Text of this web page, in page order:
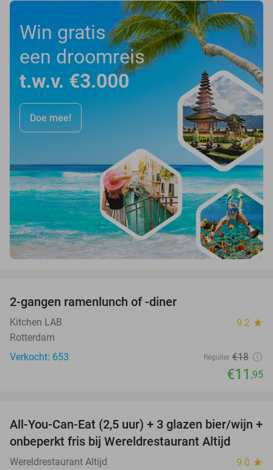
Win gratis
een droomreis
t.w.v. €3.000
Doe mee!
2-gangen ramenlunch of -diner
Kitchen LAB 9.2 star
Rotterdam
Verkocht: 653
Regulier €18
€11 ,95
21%
All-You-Can-Eat (2,5 uur) + 3 glazen bier/wijn +
onbeperkt fris bij Wereldrestaurant Altijd
Wereldrestaurant Altijd 9.0 star